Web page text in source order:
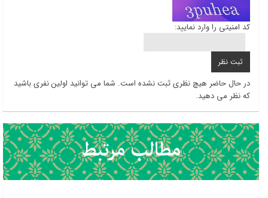
کد امنیتی را وارد نمایید:
در حال حاضر هیچ نظری ثبت نشده است. شما می توانید اولین نفری باشید
که نظر می دهید.